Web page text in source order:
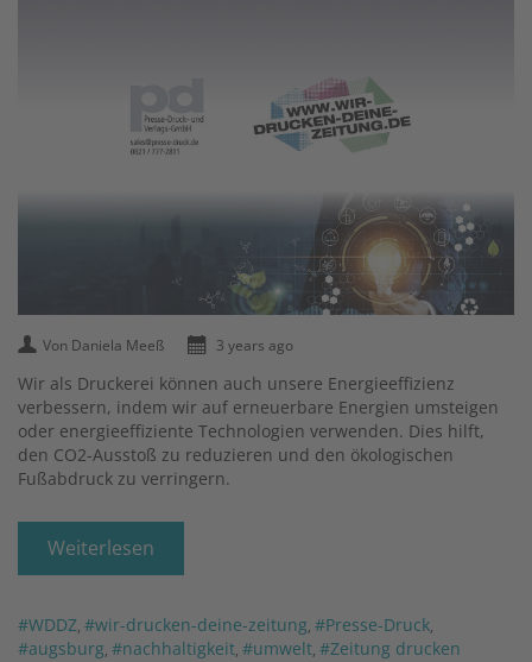
Von Daniela Meeß 3 years ago
Wir als Druckerei können auch unsere Energieeffizienz
verbessern, indem wir auf erneuerbare Energien umsteigen
oder energieeffiziente Technologien verwenden. Dies hilft,
den CO2-Ausstoß zu reduzieren und den ökologischen
Fußabdruck zu verringern.
Weiterlesen
#WDDZ, #wir-drucken-deine-zeitung, #Presse-Druck,
#augsburg, #nachhaltigkeit, #umwelt, #Zeitung drucken